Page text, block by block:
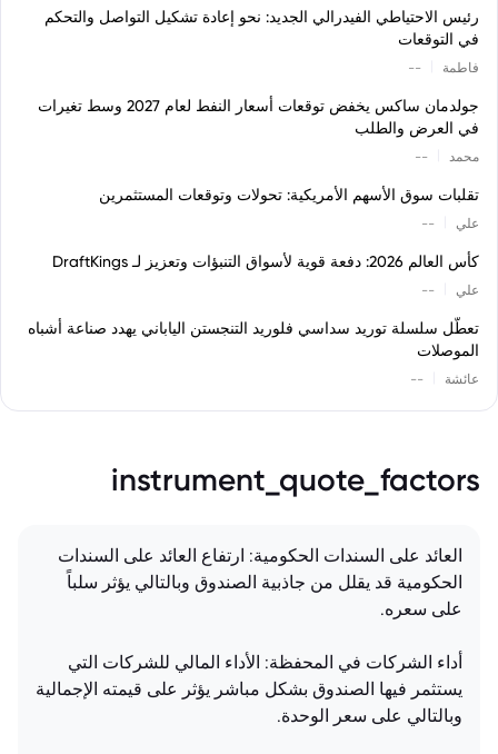
رئيس الاحتياطي الفيدرالي الجديد: نحو إعادة تشكيل التواصل والتحكم
في التوقعات
فاطمة --
جولدمان ساكس يخفض توقعات أسعار النفط لعام 2027 وسط تغيرات
في العرض والطلب
محمد --
تقلبات سوق الأسهم الأمريكية: تحولات وتوقعات المستثمرين
علي --
كأس العالم 2026: دفعة قوية لأسواق التنبؤات وتعزيز لـ DraftKings
علي --
تعطّل سلسلة توريد سداسي فلوريد التنجستن الياباني يهدد صناعة أشباه
الموصلات
عائشة --
instrument_quote_factors
العائد على السندات الحكومية: ارتفاع العائد على السندات
الحكومية قد يقلل من جاذبية الصندوق وبالتالي يؤثر سلباً
على سعره.
أداء الشركات في المحفظة: الأداء المالي للشركات التي
يستثمر فيها الصندوق بشكل مباشر يؤثر على قيمته الإجمالية
وبالتالي على سعر الوحدة.